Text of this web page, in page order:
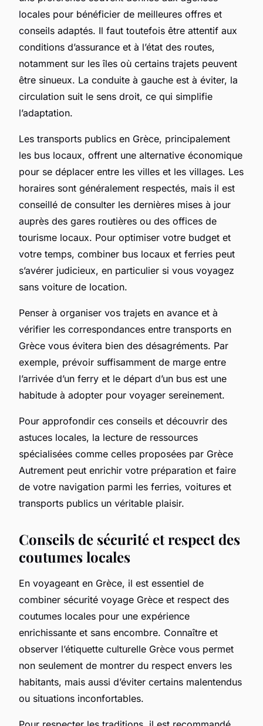
locales pour bénéficier de meilleures offres et
conseils adaptés. Il faut toutefois être attentif aux
conditions d’assurance et à l’état des routes,
notamment sur les îles où certains trajets peuvent
être sinueux. La conduite à gauche est à éviter, la
circulation suit le sens droit, ce qui simplifie
l’adaptation.
Les transports publics en Grèce, principalement
les bus locaux, offrent une alternative économique
pour se déplacer entre les villes et les villages. Les
horaires sont généralement respectés, mais il est
conseillé de consulter les dernières mises à jour
auprès des gares routières ou des offices de
tourisme locaux. Pour optimiser votre budget et
votre temps, combiner bus locaux et ferries peut
s’avérer judicieux, en particulier si vous voyagez
sans voiture de location.
Penser à organiser vos trajets en avance et à
vérifier les correspondances entre transports en
Grèce vous évitera bien des désagréments. Par
exemple, prévoir suffisamment de marge entre
l’arrivée d’un ferry et le départ d’un bus est une
habitude à adopter pour voyager sereinement.
Pour approfondir ces conseils et découvrir des
astuces locales, la lecture de ressources
spécialisées comme celles proposées par Grèce
Autrement peut enrichir votre préparation et faire
de votre navigation parmi les ferries, voitures et
transports publics un véritable plaisir.
Conseils de sécurité et respect des
coutumes locales
En voyageant en Grèce, il est essentiel de
combiner sécurité voyage Grèce et respect des
coutumes locales pour une expérience
enrichissante et sans encombre. Connaître et
observer l’étiquette culturelle Grèce vous permet
non seulement de montrer du respect envers les
habitants, mais aussi d’éviter certains malentendus
ou situations inconfortables.